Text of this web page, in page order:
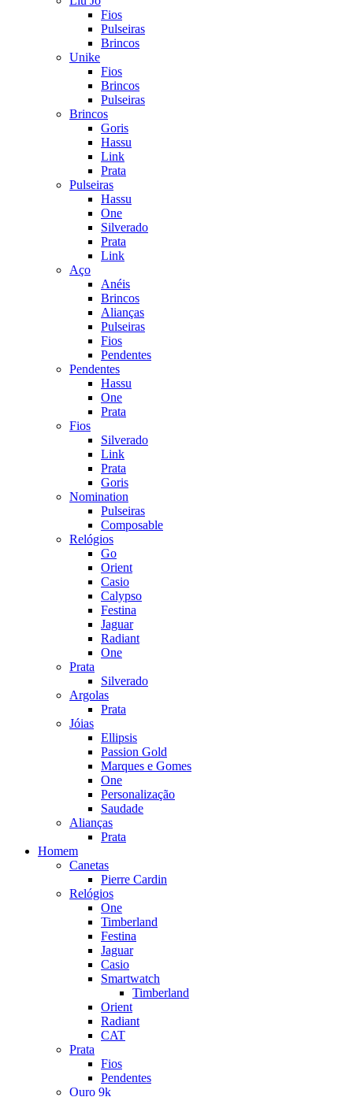
Fios
Pulseiras
Brincos
Unike
Fios
Brincos
Pulseiras
Brincos
Goris
Hassu
Link
Prata
Pulseiras
Hassu
One
Silverado
Prata
Link
Aço
Anéis
Brincos
Alianças
Pulseiras
Fios
Pendentes
Pendentes
Hassu
One
Prata
Fios
Silverado
Link
Prata
Goris
Nomination
Pulseiras
Composable
Relógios
Go
Orient
Casio
Calypso
Festina
Jaguar
Radiant
One
Prata
Silverado
Argolas
Prata
Jóias
Ellipsis
Passion Gold
Marques e Gomes
One
Personalização
Saudade
Alianças
Prata
Homem
Canetas
Pierre Cardin
Relógios
One
Timberland
Festina
Jaguar
Casio
Smartwatch
Timberland
Orient
Radiant
CAT
Prata
Fios
Pendentes
Ouro 9k